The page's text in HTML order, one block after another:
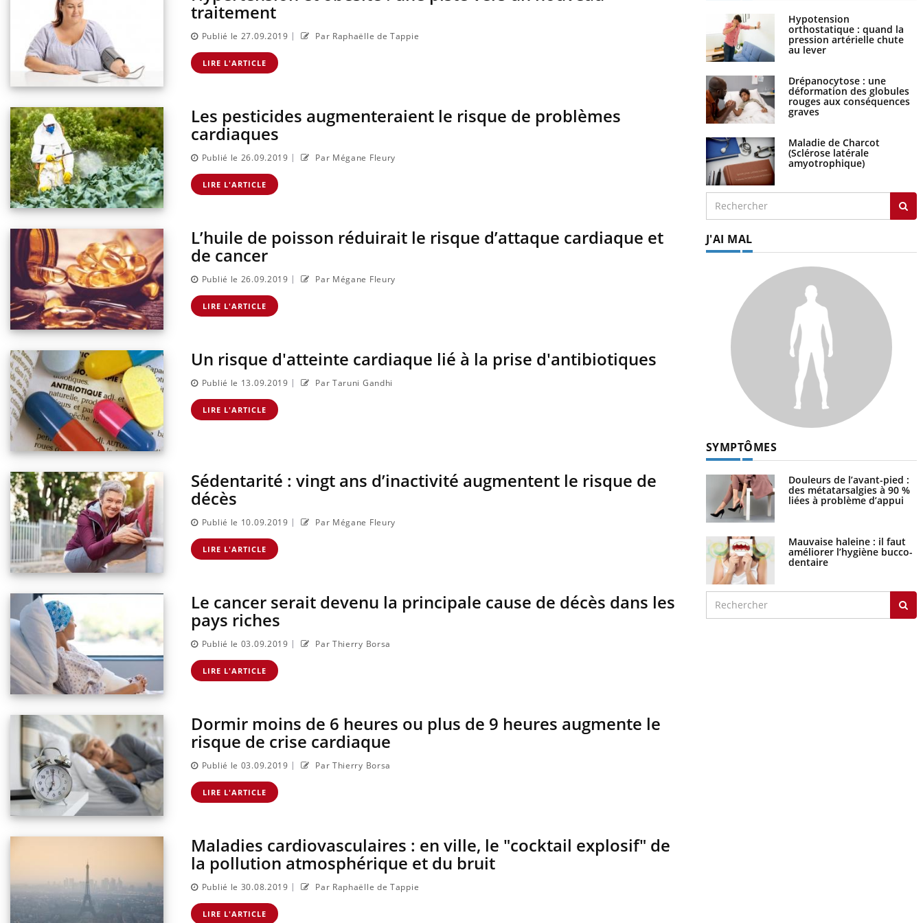
traitement
Publié le 27.09.2019 | Par Raphaëlle de Tappie
LIRE L'ARTICLE
Les pesticides augmenteraient le risque de problèmes
cardiaques
Publié le 26.09.2019 | Par Mégane Fleury
LIRE L'ARTICLE
L’huile de poisson réduirait le risque d’attaque cardiaque et
de cancer
Publié le 26.09.2019 | Par Mégane Fleury
LIRE L'ARTICLE
Un risque d'atteinte cardiaque lié à la prise d'antibiotiques
Publié le 13.09.2019 | Par Taruni Gandhi
LIRE L'ARTICLE
Sédentarité : vingt ans d’inactivité augmentent le risque de
décès
Publié le 10.09.2019 | Par Mégane Fleury
LIRE L'ARTICLE
Le cancer serait devenu la principale cause de décès dans les
pays riches
Publié le 03.09.2019 | Par Thierry Borsa
LIRE L'ARTICLE
Dormir moins de 6 heures ou plus de 9 heures augmente le
risque de crise cardiaque
Publié le 03.09.2019 | Par Thierry Borsa
LIRE L'ARTICLE
Maladies cardiovasculaires : en ville, le "cocktail explosif" de
la pollution atmosphérique et du bruit
Publié le 30.08.2019 | Par Raphaëlle de Tappie
LIRE L'ARTICLE
Hypotension
orthostatique : quand la
pression artérielle chute
au lever
Drépanocytose : une
déformation des globules
rouges aux conséquences
graves
Maladie de Charcot
(Sclérose latérale
amyotrophique)
J'AI MAL
SYMPTÔMES
Douleurs de l’avant-pied :
des métatarsalgies à 90 %
liées à problème d’appui
Mauvaise haleine : il faut
améliorer l’hygiène bucco-
dentaire